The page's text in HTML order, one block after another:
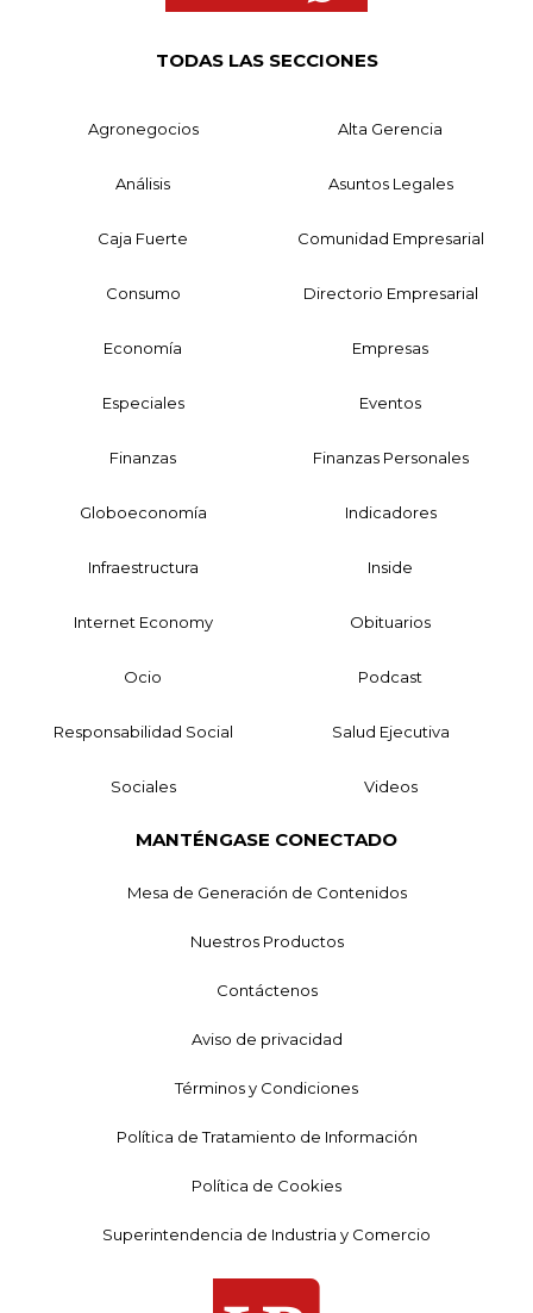
TODAS LAS SECCIONES
Agronegocios Alta Gerencia
Análisis Asuntos Legales
Caja Fuerte Comunidad Empresarial
Consumo Directorio Empresarial
Economía Empresas
Especiales Eventos
Finanzas Finanzas Personales
Globoeconomía Indicadores
Infraestructura Inside
Internet Economy Obituarios
Ocio Podcast
Responsabilidad Social Salud Ejecutiva
Sociales Videos
MANTÉNGASE CONECTADO
Mesa de Generación de Contenidos
Nuestros Productos
Contáctenos
Aviso de privacidad
Términos y Condiciones
Política de Tratamiento de Información
Política de Cookies
Superintendencia de Industria y Comercio